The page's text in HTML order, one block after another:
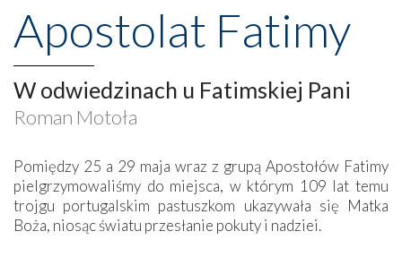
Apostolat Fatimy
W odwiedzinach u Fatimskiej Pani
Roman Motoła
Pomiędzy 25 a 29 maja wraz z grupą Apostołów Fatimy
pielgrzymowaliśmy do miejsca, w którym 109 lat temu
trojgu portugalskim pastuszkom ukazywała się Matka
Boża, niosąc światu przesłanie pokuty i nadziei.